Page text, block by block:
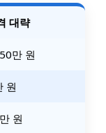
대략
만 원
원
원